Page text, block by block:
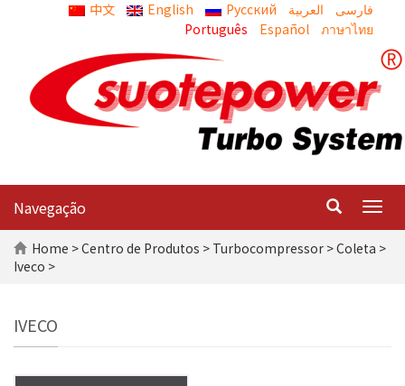
中文 English Русский العربية
Português
Español ภาษาไทย
Navegação
Home >Centro de Produtos > Turbocompressor >Coleta >
Iveco >
IVECO